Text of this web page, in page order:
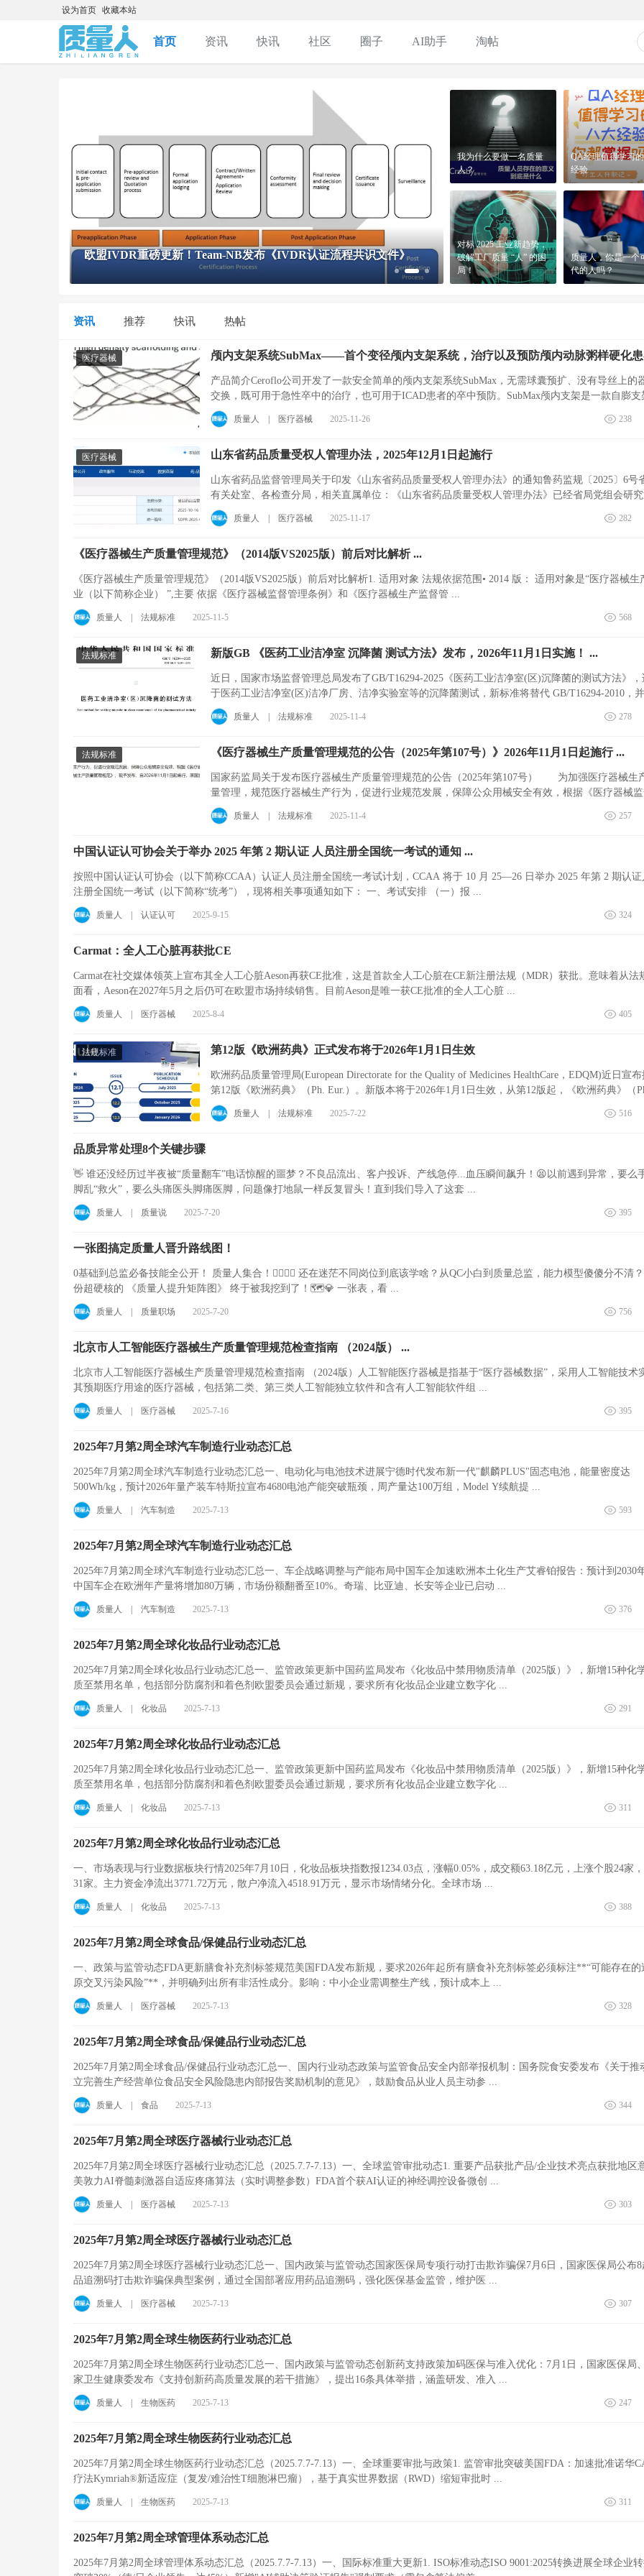
设为首页 收藏本站
首页 资讯 快讯 社区 圈子 AI助手 淘帖
欧盟IVDR重磅更新！Team-NB发布《IVDR认证流程共识文件》 质量人的使命是什么？
我为什么要做一名质量
人？
我为什么要做一名质量
人？
QA经理值得学习
经验
QA经理值得学习
经验
对标 2025 工业新趋势，
破解工厂质量 “人” 的困
局！
破解工厂质量 “人” 的困
局！
质量人，你是一个
代的人吗？
质量人，你是一个
代的人吗？
资讯 推荐 快讯 热帖
医疗器械
产品简介Ceroflo公司开发了一款安全简单的颅内支架系统SubMax，无需球囊预扩、没有导丝上的
交换，既可用于急性卒中的治疗，也可用于ICAD患者的卒中预防。SubMax颅内支架是一款自膨支
其植入方式与传统支架完 ...
238
质量人 医疗器械 2025-11-26
医疗器械 山东省药品质量受权人管理办法，2025年12月1日起施行
山东省药品监督管理局关于印发《山东省药品质量受权人管理办法》的通知鲁药监规〔2025〕6号
有关处室、各检查分局，相关直属单位：《山东省药品质量受权人管理办法》已经省局党组会研究
过，现印发给你们，请认 ...
282
质量人 医疗器械 2025-11-17
《医疗器械生产质量管理规范》（2014版VS2025版）前后对比解析 ...
《医疗器械生产质量管理规范》（2014版VS2025版）前后对比解析1. 适用对象 法规依据范围• 2014 版： 适用对象是“医疗器械生产企
业（以下简称企业） ”,主要 依据《医疗器械监督管理条例》和《医疗器械生产监督管 ...
568
质量人 法规标准 2025-11-5
法规标准 新版GB 《医药工业洁净室 沉降菌 测试方法》发布，2026年11月1日实施！ ...
近日，国家市场监督管理总局发布了GB/T16294-2025《医药工业洁净室(区)沉降菌的测试方法》，
于医药工业洁净室(区)洁净厂房、洁净实验室等的沉降菌测试，新标准将替代 GB/T16294-2010，
2026-11-01实施。新版 ...
278
质量人 法规标准 2025-11-4
法规标准 《医疗器械生产质量管理规范的公告（2025年第107号）》2026年11月1日起施行 ...
国家药监局关于发布医疗器械生产质量管理规范的公告（2025年第107号） 为加强医疗器械生
量管理，规范医疗器械生产行为，促进行业规范发展，保障公众用械安全有效，根据《医疗器械
理条例》《医疗器械生 ...
257
质量人 法规标准 2025-11-4
中国认证认可协会关于举办 2025 年第 2 期认证 人员注册全国统一考试的通知 ...
按照中国认证认可协会（以下简称CCAA）认证人员注册全国统一考试计划，CCAA 将于 10 月 25—26 日举办 2025 年第 2 期认证
注册全国统一考试（以下简称“统考”），现将相关事项通知如下： 一、考试安排 （一）报 ...
324
质量人 认证认可 2025-9-15
Carmat：全人工心脏再获批CE
Carmat在社交媒体领英上宣布其全人工心脏Aeson再获CE批准，这是首款全人工心脏在CE新注册法规（MDR）获批。意味着从法
面看，Aeson在2027年5月之后仍可在欧盟市场持续销售。目前Aeson是唯一获CE批准的全人工心脏 ...
405
质量人 医疗器械 2025-8-4
法规标准 第12版《欧洲药典》正式发布将于2026年1月1日生效
欧洲药品质量管理局(European Directorate for the Quality of Medicines HealthCare，EDQM)近日宣布推出
第12版《欧洲药典》（Ph. Eur.）。新版本将于2026年1月1日生效，从第12版起，《欧洲药典》（
Eur.）将仅 ...
516
质量人 法规标准 2025-7-22
品质异常处理8个关键步骤
👋 谁还没经历过半夜被“质量翻车”电话惊醒的噩梦？不良品流出、客户投诉、产线急停...血压瞬间飙升！😫以前遇到异常，要么
脚乱“救火”，要么头痛医头脚痛医脚，问题像打地鼠一样反复冒头！直到我们导入了这套 ...
395
质量人 质量说 2025-7-20
一张图搞定质量人晋升路线图！
0基础到总监必备技能全公开！ 质量人集合！🙋‍♀️🙋‍♂️ 还在迷茫不同岗位到底该学啥？从QC小白到质量总监，能力模型傻傻分不清？🤔这
份超硬核的 《质量人提升矩阵图》 终于被我挖到了！🗺️💎 一张表，看 ...
756
质量人 质量职场 2025-7-20
北京市人工智能医疗器械生产质量管理规范检查指南 （2024版） ...
北京市人工智能医疗器械生产质量管理规范检查指南 （2024版）人工智能医疗器械是指基于“医疗器械数据”，采用人工智能技术
其预期医疗用途的医疗器械，包括第二类、第三类人工智能独立软件和含有人工智能软件组 ...
395
质量人 医疗器械 2025-7-16
2025年7月第2周全球汽车制造行业动态汇总
2025年7月第2周全球汽车制造行业动态汇总一、电动化与电池技术进展宁德时代发布新一代"麒麟PLUS"固态电池，能量密度达
500Wh/kg，预计2026年量产装车特斯拉宣布4680电池产能突破瓶颈，周产量达100万组，Model Y续航提 ...
593
质量人 汽车制造 2025-7-13
2025年7月第2周全球汽车制造行业动态汇总
2025年7月第2周全球汽车制造行业动态汇总一、车企战略调整与产能布局中国车企加速欧洲本土化生产艾睿铂报告：预计到2030
中国车企在欧洲年产量将增加80万辆，市场份额翻番至10%。奇瑞、比亚迪、长安等企业已启动 ...
376
质量人 汽车制造 2025-7-13
2025年7月第2周全球化妆品行业动态汇总
2025年7月第2周全球化妆品行业动态汇总一、监管政策更新中国药监局发布《化妆品中禁用物质清单（2025版）》，新增15种化
质至禁用名单，包括部分防腐剂和着色剂欧盟委员会通过新规，要求所有化妆品企业建立数字化 ...
291
质量人 化妆品 2025-7-13
2025年7月第2周全球化妆品行业动态汇总
2025年7月第2周全球化妆品行业动态汇总一、监管政策更新中国药监局发布《化妆品中禁用物质清单（2025版）》，新增15种化
质至禁用名单，包括部分防腐剂和着色剂欧盟委员会通过新规，要求所有化妆品企业建立数字化 ...
311
质量人 化妆品 2025-7-13
2025年7月第2周全球化妆品行业动态汇总
一、市场表现与行业数据板块行情2025年7月10日，化妆品板块指数报1234.03点，涨幅0.05%，成交额63.18亿元，上涨个股24家
31家。主力资金净流出3771.72万元，散户净流入4518.91万元，显示市场情绪分化。全球市场 ...
388
质量人 化妆品 2025-7-13
2025年7月第2周全球食品/保健品行业动态汇总
一、政策与监管动态FDA更新膳食补充剂标签规范美国FDA发布新规，要求2026年起所有膳食补充剂标签必须标注**“可能存在的
原交叉污染风险”**，并明确列出所有非活性成分。影响：中小企业需调整生产线，预计成本上 ...
328
质量人 医疗器械 2025-7-13
2025年7月第2周全球食品/保健品行业动态汇总
2025年7月第2周全球食品/保健品行业动态汇总一、国内行业动态政策与监管食品安全内部举报机制：国务院食安委发布《关于推
立完善生产经营单位食品安全风险隐患内部报告奖励机制的意见》，鼓励食品从业人员主动参 ...
344
质量人 食品 2025-7-13
2025年7月第2周全球医疗器械行业动态汇总
2025年7月第2周全球医疗器械行业动态汇总（2025.7.7-7.13）一、全球监管审批动态1. 重要产品获批产品/企业技术亮点获批地区
美敦力AI脊髓刺激器自适应疼痛算法（实时调整参数）FDA首个获AI认证的神经调控设备微创 ...
303
质量人 医疗器械 2025-7-13
2025年7月第2周全球医疗器械行业动态汇总
2025年7月第2周全球医疗器械行业动态汇总一、国内政策与监管动态国家医保局专项行动打击欺诈骗保7月6日，国家医保局公布8
品追溯码打击欺诈骗保典型案例，通过全国部署应用药品追溯码，强化医保基金监管，维护医 ...
307
质量人 医疗器械 2025-7-13
2025年7月第2周全球生物医药行业动态汇总
2025年7月第2周全球生物医药行业动态汇总一、国内政策与监管动态创新药支持政策加码医保与准入优化：7月1日，国家医保局
家卫生健康委发布《支持创新药高质量发展的若干措施》，提出16条具体举措，涵盖研发、准入 ...
247
质量人 生物医药 2025-7-13
2025年7月第2周全球生物医药行业动态汇总
2025年7月第2周全球生物医药行业动态汇总（2025.7.7-7.13）一、全球重要审批与政策1. 监管审批突破美国FDA：加速批准诺华
疗法Kymriah®新适应症（复发/难治性T细胞淋巴瘤），基于真实世界数据（RWD）缩短审批时 ...
311
质量人 生物医药 2025-7-13
2025年7月第2周全球管理体系动态汇总
2025年7月第2周全球管理体系动态汇总（2025.7.7-7.13）一、国际标准重大更新1. ISO标准动态ISO 9001:2025转换进展全球企业